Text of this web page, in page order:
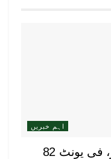
اہم خبریں
بجلی صارفین کیلئے بُری خبر، فی یونٹ 82